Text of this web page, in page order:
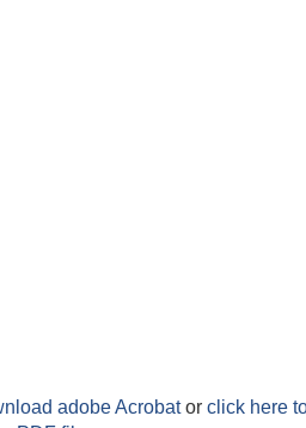
adobe Acrobator click here